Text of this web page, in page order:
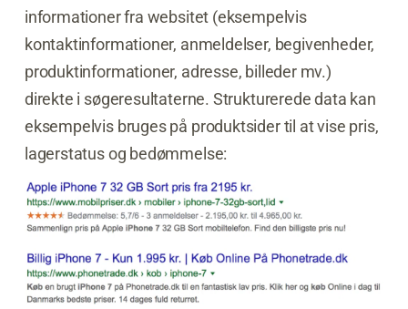
informationer fra websitet (eksempelvis
kontaktinformationer, anmeldelser, begivenheder,
produktinformationer, adresse, billeder mv.)
direkte i søgeresultaterne. Strukturerede data kan
eksempelvis bruges på produktsider til at vise pris,
lagerstatus og bedømmelse: